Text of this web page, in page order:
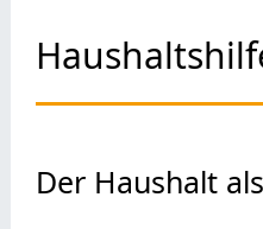
Der Haushalt